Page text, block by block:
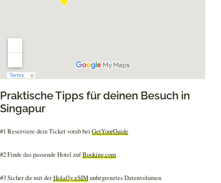
Praktische Tipps für deinen Besuch in
Singapur
#1 Reserviere dein Ticket vorab bei GetYourGuide
#2 Finde das passende Hotel aufBooking.com
#3 Sicher dir mit derHolafly eSIMunbegrenztes Datenvolumen